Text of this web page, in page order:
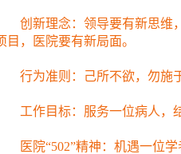
创新理念：领导要有新思维，
目，医院要有新局面。
行为准则：己所不欲，勿施于
工作目标：服务一位病人，结
医院“502”精神：机遇一位学